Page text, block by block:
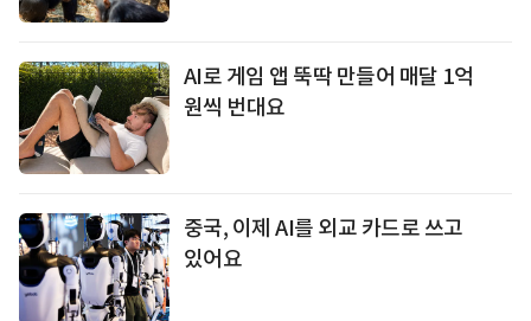
AI로 게임 앱 뚝딱 만들어 매달 1억
원씩 번대요
중국, 이제 AI를 외교 카드로 쓰고
있어요